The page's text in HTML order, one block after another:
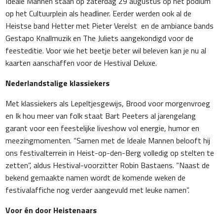
op het Cultuurplein als headliner. Eerder werden ook al de
Heistse band Hetter met Pieter Verelst en de ambiance bands
Gestapo Knallmuzik en The Juliets aangekondigd voor de
feesteditie. Voor wie het beetje beter wil beleven kan je nu al
kaarten aanschaffen voor de Hestival Deluxe.
Nederlandstalige klassiekers
Met klassiekers als Lepeltjesgewijs, Brood voor morgenvroeg
en Ik hou meer van folkstaat Bart Peeters al jarengelang
garant voor een feestelijke liveshow vol energie, humor en
meezingmomenten. “Samen met de Ideale Mannen belooft hij
ons festivalterrein in Heist-op-den-Berg volledig op stelten te
zetten”, aldus Hestival-voorzitter Robin Bastaens. “Naast de
bekend gemaakte namen wordt de komende weken de
festivalaffiche nog verder aangevuld met leuke namen”.
Voor én door Heistenaars